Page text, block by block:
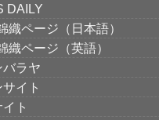
DAILY
織ページ（日本語）
織ページ（英語）
ラヤ
イト
ト